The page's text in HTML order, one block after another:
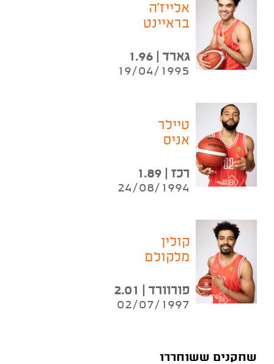
אלייז'ה
בראיינט
גארד | 1.96
19/04/1995
טיילר
אניס
רכז | 1.89
24/08/1994
קולין
מלקולם
פורוורד | 2.01
02/07/1997
שחקנים ששוחררו